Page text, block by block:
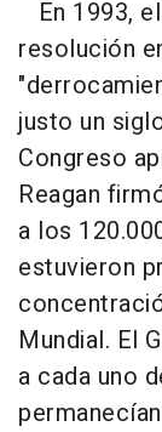
En 1993,
resolución
justo un
Congreso
Reagan
a los
estuvieron
Mundial. El
a cada uno